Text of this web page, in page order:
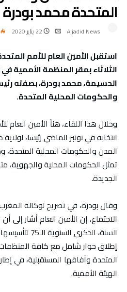
المتحدة محمد بودرة
Aljadid News 22 يناير 2020
استقبل الأمين العام للأمم
الثلاثاء بمقر المنظمة الأممية
الحسيمة، محمد بودرة، بصفته
والحكومات المحلية المتحدة.
وخلال هذا اللقاء، هنأ الأمين العام
انتخابه في نونبر الماضي رئيسا،
المدن والحكومات المحلية
تمثل الحكومات المحلية والجهوية،
الجديدة.
وقال بودرة، في تصريح لوكالة
الاجتماع، إن الأمين العام أشار إلى
السنة، الذكرى
إطلاق حوار شامل مع كافة
المتحدة وآفاقها المستقبلية، في
الهيئة الأممية.